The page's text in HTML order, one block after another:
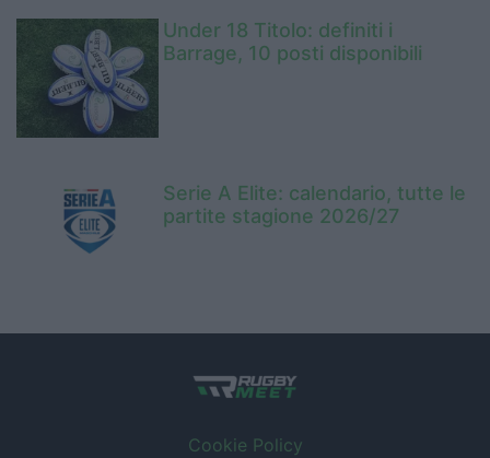
Under 18 Titolo: definiti i
Barrage, 10 posti disponibili
Serie A Elite: calendario, tutte le
partite stagione 2026/27
Cookie Policy